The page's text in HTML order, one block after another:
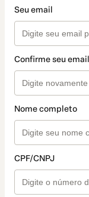
Seu email
Confirme seu email
Nome completo
CPF/CNPJ